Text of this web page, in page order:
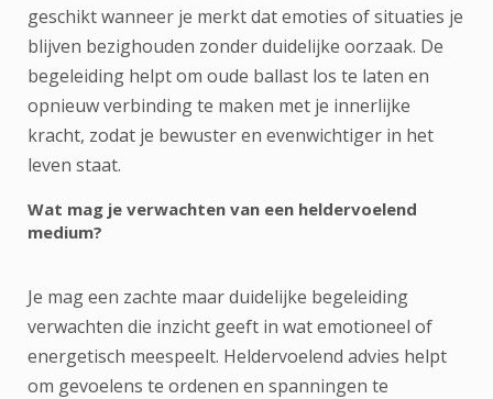
geschikt wanneer je merkt dat emoties of situaties je
blijven bezighouden zonder duidelijke oorzaak. De
begeleiding helpt om oude ballast los te laten en
opnieuw verbinding te maken met je innerlijke
kracht, zodat je bewuster en evenwichtiger in het
leven staat.
Wat mag je verwachten van een heldervoelend
medium?
Je mag een zachte maar duidelijke begeleiding
verwachten die inzicht geeft in wat emotioneel of
energetisch meespeelt. Heldervoelend advies helpt
om gevoelens te ordenen en spanningen te